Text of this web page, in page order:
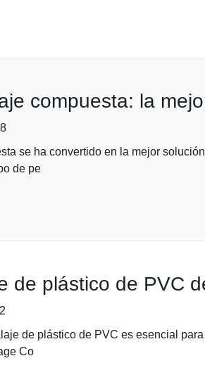
compuesta: la
se ha convertido en la mejor
de pe
de plástico de PVC
de plástico de PVC es esencial
Co